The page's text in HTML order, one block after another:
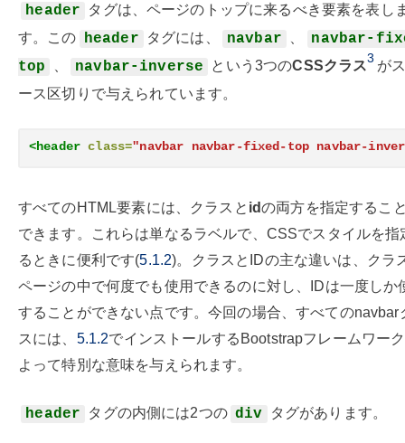
header
タグは、ページのトップに来るべき要素を表し
す。この header タグには、 navbar
navbar-
top
navbar-inverse という3つのCSSクラス3 が
ース区切りで与えられています。
<header class="navbar navbar-fixed-top navbar-
すべてのHTML要素には、クラスと idの両方を指定するこ
できます。これらは単なるラベルで、CSSでスタイルを指
るときに便利です(5.1.2)。クラスとIDの主な違いは、クラ
ページの中で何度でも使用できるのに対し、IDは一度しか
することができない点です。今回の場合、すべてのnavbar
スには、 5.1.2でインストールするBootstrapフレームワー
よって特別な意味を与えられます。
header タグの内側には2つの div タグがあります。